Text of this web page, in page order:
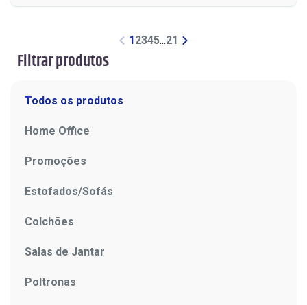
Filtrar produtos
Todos os produtos
Home Office
Promoções
Estofados/Sofás
Colchões
Salas de Jantar
Poltronas
1 2345...21